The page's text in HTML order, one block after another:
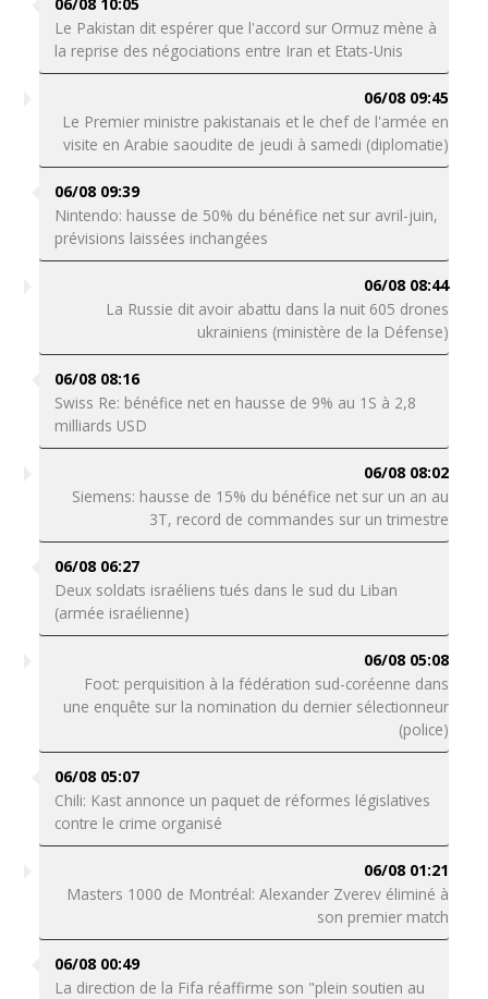
Le Pakistan dit espérer que l'accord sur Ormuz mène à
la reprise des négociations entre Iran et Etats-Unis
06/08 09:45
Le Premier ministre pakistanais et le chef de l'armée en
visite en Arabie saoudite de jeudi à samedi (diplomatie)
06/08 09:39
Nintendo: hausse de 50% du bénéfice net sur avril-juin,
prévisions laissées inchangées
06/08 08:44
La Russie dit avoir abattu dans la nuit 605 drones
ukrainiens (ministère de la Défense)
06/08 08:16
Swiss Re: bénéfice net en hausse de 9% au 1S à 2,8
milliards USD
06/08 08:02
Siemens: hausse de 15% du bénéfice net sur un an au
3T, record de commandes sur un trimestre
06/08 06:27
Deux soldats israéliens tués dans le sud du Liban
(armée israélienne)
06/08 05:08
Foot: perquisition à la fédération sud-coréenne dans
une enquête sur la nomination du dernier sélectionneur
(police)
06/08 05:07
Chili: Kast annonce un paquet de réformes législatives
contre le crime organisé
06/08 01:21
Masters 1000 de Montréal: Alexander Zverev éliminé à
son premier match
06/08 00:49
La direction de la Fifa réaffirme son "plein soutien au